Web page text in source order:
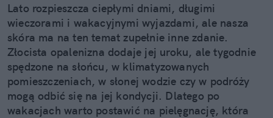
Lato rozpieszcza ciepłymi dniami, długimi
wieczorami i wakacyjnymi wyjazdami, ale nasza
skóra ma na ten temat zupełnie inne zdanie.
Złocista opalenizna dodaje jej uroku, ale tygodnie
spędzone na słońcu, w klimatyzowanych
pomieszczeniach, w słonej wodzie czy w podróży
mogą odbić się na jej kondycji. Dlatego po
wakacjach warto postawić na pielęgnację, która